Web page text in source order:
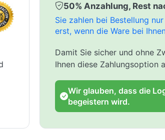
50% Anzahlung, Rest
Sie zahlen bei Bestellung
erst, wenn die Ware bei
Damit Sie sicher und ohne
Ihnen diese Zahlungsoption
Wir glauben, dass die
begeistern wird.